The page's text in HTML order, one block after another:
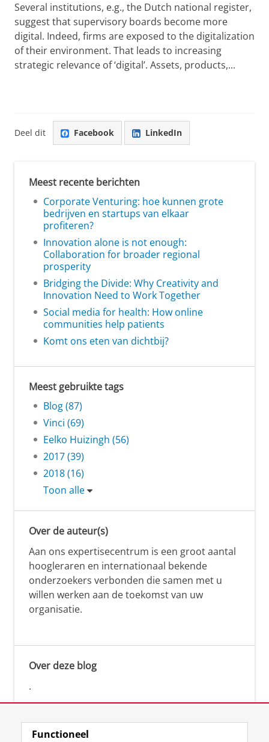
Several institutions, e.g., the Dutch national register,
suggest that supervisory boards become more
digital. Indeed, firms are exposed to the digitalization
of their environment. That leads to increasing
strategic relevance of ‘digital’. Assets, products,...
Deel dit Facebook LinkedIn
Meest recente berichten
Corporate Venturing: hoe kunnen grote
bedrijven en startups van elkaar
profiteren?
Innovation alone is not enough:
Collaboration for broader regional
prosperity
Bridging the Divide: Why Creativity and
Innovation Need to Work Together
Social media for health: How online
communities help patients
Komt ons eten van dichtbij?
Meest gebruikte tags
Blog (87)
Vinci (69)
Eelko Huizingh (56)
2017 (39)
2018 (16)
Toon alle
Over de auteur(s)
Aan ons expertisecentrum is een groot aantal
hoogleraren en internationaal bekende
onderzoekers verbonden die samen met u
willen werken aan de toekomst van uw
organisatie.
Over deze blog
.
Functioneel